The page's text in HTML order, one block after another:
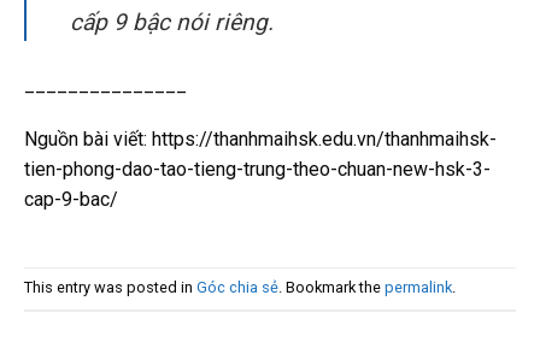
cấp 9 bậc nói riêng.
Nguồn bài viết: https://thanhmaihsk.edu.vn/thanhmaihsk-
tien-phong-dao-tao-tieng-trung-theo-chuan-new-hsk-3-
cap-9-bac/
This entry was posted in Góc chia sẻ. Bookmark the permalink.